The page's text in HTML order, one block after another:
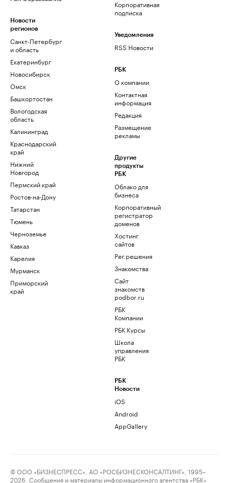
Новости
регионов
Санкт-Петербург
и область
Екатеринбург
Новосибирск
Омск
Башкортостан
Вологодская
область
Калининград
Краснодарский
край
Нижний
Новгород
Пермский край
Ростов-на-Дону
Татарстан
Тюмень
Черноземье
Кавказ
Карелия
Мурманск
Приморский
край
Корпоративная
подписка
Уведомления
RSS Новости
РБК
О компании
Контактная
информация
Редакция
Размещение
рекламы
Другие
продукты
РБК
Облако для
бизнеса
Корпоративный
регистратор
доменов
Хостинг
сайтов
Рег.решения
Знакомства
Сайт
знакомств
podbor.ru
РБК
Компании
РБК Курсы
Школа
управления
РБК
РБК
Новости
iOS
Android
AppGallery
© ООО «БИЗНЕСПРЕСС», АО «РОСБИЗНЕСКОНСАЛТИНГ», 1995–
2026. Сообщения и материалы информационного агентства «РБК»